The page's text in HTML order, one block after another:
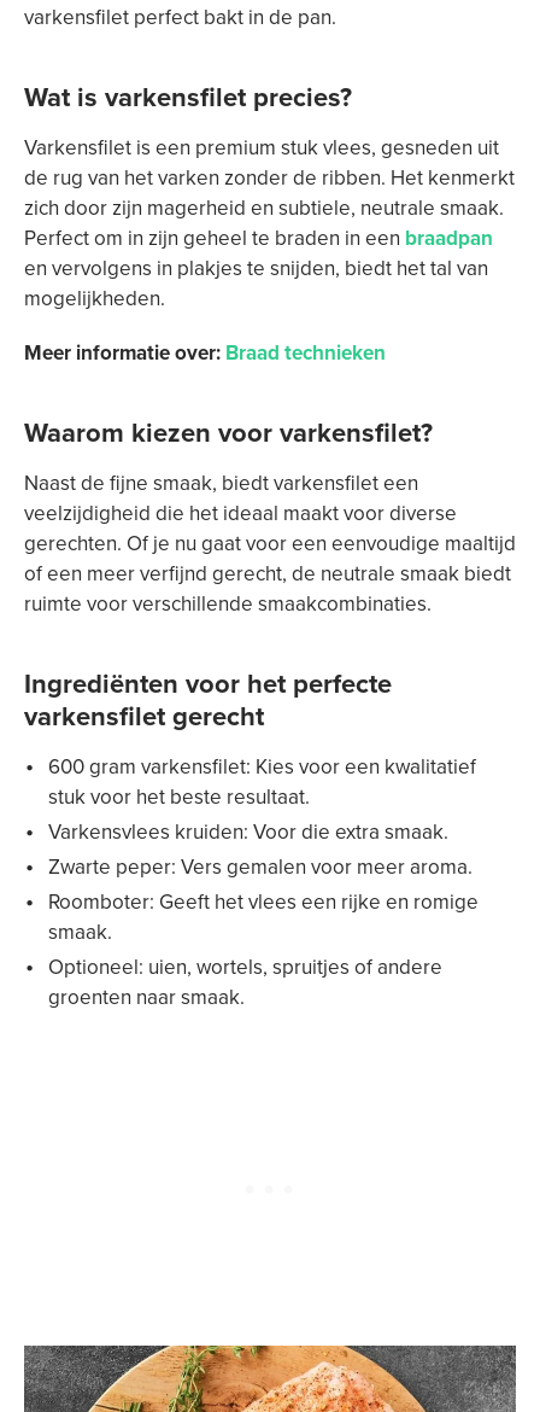
varkensfilet perfect bakt in de pan.
Wat is varkensfilet precies?
Varkensfilet is een premium stuk vlees, gesneden uit
de rug van het varken zonder de ribben. Het kenmerkt
zich door zijn magerheid en subtiele, neutrale smaak.
Perfect om in zijn geheel te braden in een braadpan
en vervolgens in plakjes te snijden, biedt het tal van
mogelijkheden.
Meer informatie over: Braad technieken
Waarom kiezen voor varkensfilet?
Naast de fijne smaak, biedt varkensfilet een
veelzijdigheid die het ideaal maakt voor diverse
gerechten. Of je nu gaat voor een eenvoudige maaltijd
of een meer verfijnd gerecht, de neutrale smaak biedt
ruimte voor verschillende smaakcombinaties.
Ingrediënten voor het perfecte
varkensfilet gerecht
600 gram varkensfilet: Kies voor een kwalitatief
stuk voor het beste resultaat.
Varkensvlees kruiden: Voor die extra smaak.
Zwarte peper: Vers gemalen voor meer aroma.
Roomboter: Geeft het vlees een rijke en romige
smaak.
Optioneel: uien, wortels, spruitjes of andere
groenten naar smaak.